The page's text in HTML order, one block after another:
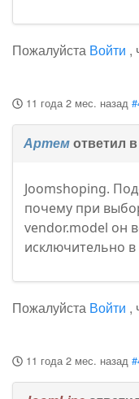
Пожалуйста Войти ,
11 года 2 мес. назад
Артемответил
Joomshoping.
почему при
vendor.model он
исключительно в
Пожалуйста Войти ,
11 года 2 мес. назад